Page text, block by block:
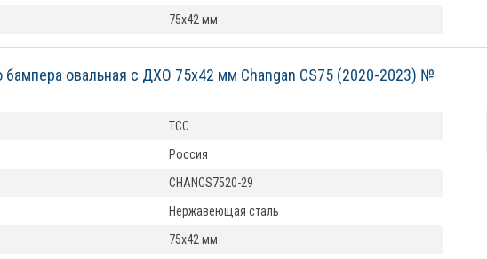
75х42 мм
бампера овальная с ДХО 75х42 мм Changan CS75 (2020-2023) №
ТСС
Россия
CHANCS7520-29
Нержавеющая сталь
75х42 мм